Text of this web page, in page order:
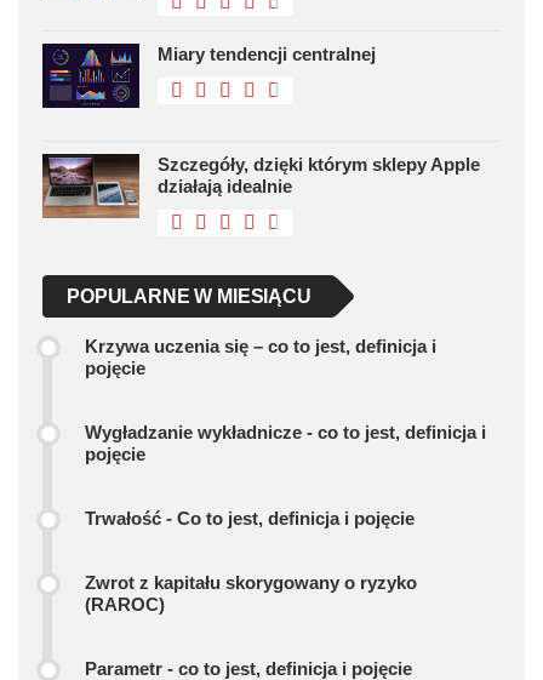
Miary tendencji centralnej
Szczegóły, dzięki którym sklepy Apple
działają idealnie
POPULARNE W MIESIĄCU
Krzywa uczenia się – co to jest, definicja i
pojęcie
Wygładzanie wykładnicze - co to jest, definicja i
pojęcie
Trwałość - Co to jest, definicja i pojęcie
Zwrot z kapitału skorygowany o ryzyko
(RAROC)
Parametr - co to jest, definicja i pojęcie